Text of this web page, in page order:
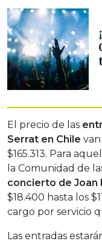
El precio de las
Serrat en Chile
$165.313. Para
la Comunidad de
concierto de Joan
$18.400 hasta los
cargo por servicio
Las entradas